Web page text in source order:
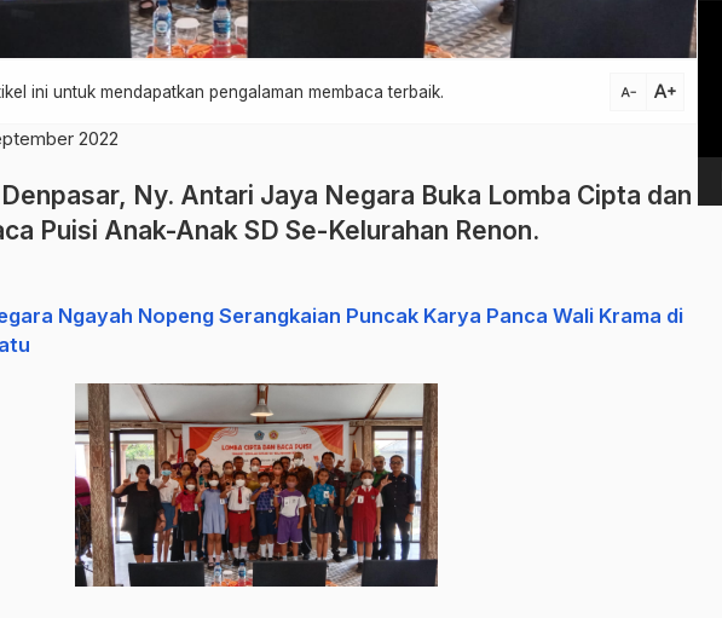
ini untuk mendapatkan pengalaman membaca terbaik. text_decrease text_increase
2022
Ny. Antari Jaya Negara Buka Lomba Cipta dan
Puisi Anak-Anak SD Se-Kelurahan Renon.
Ngayah Nopeng Serangkaian Puncak Karya Panca Wali Krama di